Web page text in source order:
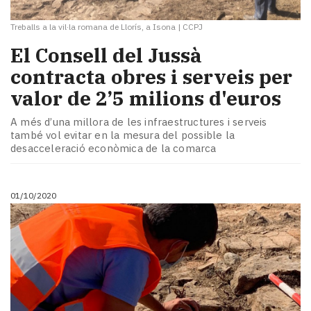
Treballs a la vil·la romana de Llorís, a Isona | CCPJ
El Consell del Jussà
contracta obres i serveis per
valor de 2’5 milions d'euros
A més d’una millora de les infraestructures i serveis
també vol evitar en la mesura del possible la
desacceleració econòmica de la comarca
01/10/2020